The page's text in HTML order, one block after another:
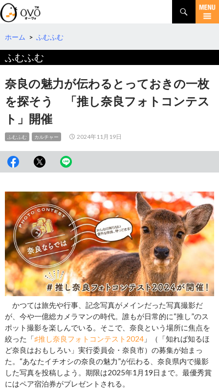
検
索
コ
テ
へ
移
動
ホーム > ふむふむ
ふむふむ
奈良の魅力が伝わるとっておきの一枚
を探そう 「推し奈良フォトコンテス
ト」開催
ふむふむ カルチャー 2024年11月19日
かつては旅先や行事、記念写真がメインだった写真撮影だ
が、今や一億総カメラマンの時代。誰もが日常的に“推し”のス
ポット撮影を楽しんでいる。そこで、奈良という場所に焦点を
絞った「♯推し奈良フォトコンテスト2024 」（「知れば知るほ
ど奈良はおもしろい」実行委員会・奈良市）の募集が始まっ
た。“あなたイチオシの奈良の魅力”が伝わる、奈良県内で撮影
した写真を投稿しよう。期限は2025年1月19日まで。最優秀賞
にはペア宿泊券がプレゼントされる。